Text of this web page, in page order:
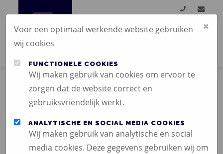
VISITEKAARTJES
×
Voor een optimaal werkende website gebruiken
wij cookies
FUNCTIONELE COOKIES
Wij maken gebruik van cookies om ervoor te
zorgen dat de website correct en
gebruiksvriendelijk werkt.
ANALYTISCHE EN SOCIAL MEDIA COOKIES
Wij maken gebruik van analytische en social
media cookies. Deze gegevens gebruiken wij om